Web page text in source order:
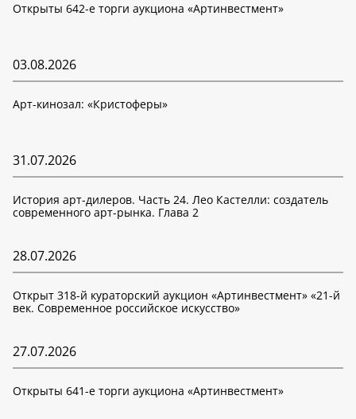
Открыты 642-е торги аукциона «Артинвестмент»
03.08.2026
Арт-кинозал: «Кристоферы»
31.07.2026
История арт-дилеров. Часть 24. Лео Кастелли: создатель
современного арт-рынка. Глава 2
28.07.2026
Открыт 318-й кураторский аукцион «Артинвестмент» «21-й
век. Современное российское искусство»
27.07.2026
Открыты 641-е торги аукциона «Артинвестмент»